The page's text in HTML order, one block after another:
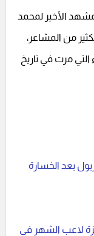
الأخير لمحمد
من المشاعر،
مرت في تاريخ
بعد الخسارة
بجائزة لاعب الشهر في